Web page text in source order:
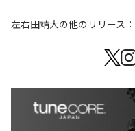
左右田靖大の他のリリース：